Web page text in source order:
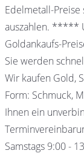
Edelmetall-
auszahlen. *****
Goldankaufs-
Sie werden
Wir kaufen Gold,
Form: Schmuck,
Ihnen ein
Samstags 9:00 -